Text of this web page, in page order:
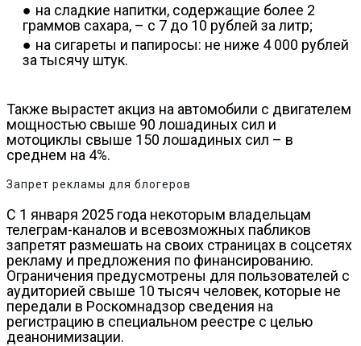
на сладкие напитки, содержащие более 2
граммов сахара, – с 7 до 10 рублей за литр;
на сигареты и папиросы: не ниже 4 000 рублей
за тысячу штук.
Также вырастет акциз на автомобили с двигателем
мощностью свыше 90 лошадиных сил и
мотоциклы свыше 150 лошадиных сил – в
среднем на 4%.
Запрет рекламы для блогеров
С 1 января 2025 года некоторым владельцам
телеграм-каналов и всевозможных пабликов
запретят размешать на своих страницах в соцсетях
рекламу и предложения по финансированию.
Ограничения предусмотрены для пользователей с
аудиторией свыше 10 тысяч человек, которые не
передали в Роскомнадзор сведения на
регистрацию в специальном реестре с целью
деанонимизации.